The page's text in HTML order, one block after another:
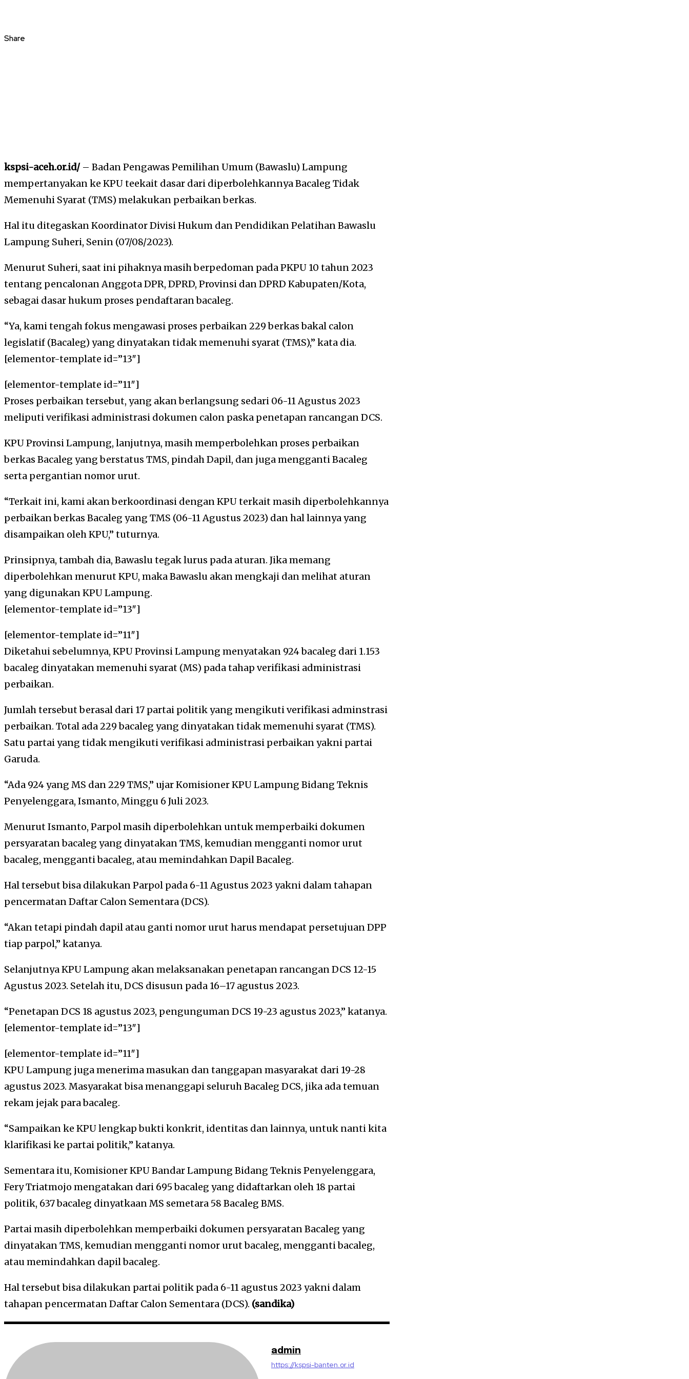
Share
kspsi-aceh.or.id/– Badan Pengawas Pemilihan Umum (Bawaslu) Lampung
mempertanyakan ke KPU teekait dasar dari diperbolehkannya Bacaleg Tidak
Memenuhi Syarat (TMS) melakukan perbaikan berkas.
Hal itu ditegaskan Koordinator Divisi Hukum dan Pendidikan Pelatihan Bawaslu
Lampung Suheri, Senin (07/08/2023).
Menurut Suheri, saat ini pihaknya masih berpedoman pada PKPU 10 tahun 2023
tentang pencalonan Anggota DPR, DPRD, Provinsi dan DPRD Kabupaten/Kota,
sebagai dasar hukum proses pendaftaran bacaleg.
“Ya, kami tengah fokus mengawasi proses perbaikan 229 berkas bakal calon
legislatif (Bacaleg) yang dinyatakan tidak memenuhi syarat (TMS),” kata dia.
[elementor-template id=”13″]
[elementor-template id=”11″]
Proses perbaikan tersebut, yang akan berlangsung sedari 06-11 Agustus 2023
meliputi verifikasi administrasi dokumen calon paska penetapan rancangan DCS.
KPU Provinsi Lampung, lanjutnya, masih memperbolehkan proses perbaikan
berkas Bacaleg yang berstatus TMS, pindah Dapil, dan juga mengganti Bacaleg
serta pergantian nomor urut.
“Terkait ini, kami akan berkoordinasi dengan KPU terkait masih diperbolehkannya
perbaikan berkas Bacaleg yang TMS (06-11 Agustus 2023) dan hal lainnya yang
disampaikan oleh KPU,” tuturnya.
Prinsipnya, tambah dia, Bawaslu tegak lurus pada aturan. Jika memang
diperbolehkan menurut KPU, maka Bawaslu akan mengkaji dan melihat aturan
yang digunakan KPU Lampung.
[elementor-template id=”13″]
[elementor-template id=”11″]
Diketahui sebelumnya, KPU Provinsi Lampung menyatakan 924 bacaleg dari 1.153
bacaleg dinyatakan memenuhi syarat (MS) pada tahap verifikasi administrasi
perbaikan.
Jumlah tersebut berasal dari 17 partai politik yang mengikuti verifikasi adminstrasi
perbaikan. Total ada 229 bacaleg yang dinyatakan tidak memenuhi syarat (TMS).
Satu partai yang tidak mengikuti verifikasi administrasi perbaikan yakni partai
Garuda.
“Ada 924 yang MS dan 229 TMS,” ujar Komisioner KPU Lampung Bidang Teknis
Penyelenggara, Ismanto, Minggu 6 Juli 2023.
Menurut Ismanto, Parpol masih diperbolehkan untuk memperbaiki dokumen
persyaratan bacaleg yang dinyatakan TMS, kemudian mengganti nomor urut
bacaleg, mengganti bacaleg, atau memindahkan Dapil Bacaleg.
Hal tersebut bisa dilakukan Parpol pada 6-11 Agustus 2023 yakni dalam tahapan
pencermatan Daftar Calon Sementara (DCS).
“Akan tetapi pindah dapil atau ganti nomor urut harus mendapat persetujuan DPP
tiap parpol,” katanya.
Selanjutnya KPU Lampung akan melaksanakan penetapan rancangan DCS 12-15
Agustus 2023. Setelah itu, DCS disusun pada 16–17 agustus 2023.
“Penetapan DCS 18 agustus 2023, pengunguman DCS 19-23 agustus 2023,” katanya.
[elementor-template id=”13″]
[elementor-template id=”11″]
KPU Lampung juga menerima masukan dan tanggapan masyarakat dari 19-28
agustus 2023. Masyarakat bisa menanggapi seluruh Bacaleg DCS, jika ada temuan
rekam jejak para bacaleg.
“Sampaikan ke KPU lengkap bukti konkrit, identitas dan lainnya, untuk nanti kita
klarifikasi ke partai politik,” katanya.
Sementara itu, Komisioner KPU Bandar Lampung Bidang Teknis Penyelenggara,
Fery Triatmojo mengatakan dari 695 bacaleg yang didaftarkan oleh 18 partai
politik, 637 bacaleg dinyatkaan MS semetara 58 Bacaleg BMS.
Partai masih diperbolehkan memperbaiki dokumen persyaratan Bacaleg yang
dinyatakan TMS, kemudian mengganti nomor urut bacaleg, mengganti bacaleg,
atau memindahkan dapil bacaleg.
Hal tersebut bisa dilakukan partai politik pada 6-11 agustus 2023 yakni dalam
tahapan pencermatan Daftar Calon Sementara (DCS). (sandika)
admin
https://kspsi-banten.or.id